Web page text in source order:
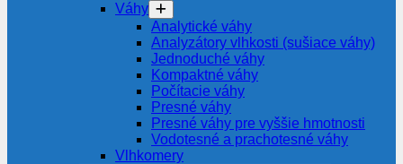
Váhy
Analytické váhy
Analyzátory vlhkosti (sušiace váhy)
Jednoduché váhy
Kompaktné váhy
Počítacie váhy
Presné váhy
Presné váhy pre vyššie hmotnosti
Vodotesné a prachotesné váhy
Vlhkomery